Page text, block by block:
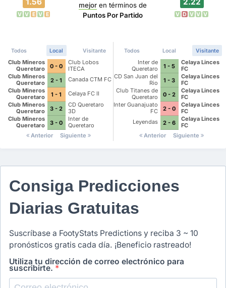
V V E V E
mejor en términos de
Puntos Por Partido
V D V V V
Todos Local Visitante
Club Mineros
Queretaro
0 - 0
Club Lobos
ITECA
Club Mineros
Queretaro
2 - 1
Canada CTM FC
Club Mineros
Queretaro
1 - 1
Celaya FC II
Club Mineros
Queretaro
3 - 2
CD Queretaro
3D
Club Mineros
Queretaro
3 - 0
Inter de
Queretaro
Futbol Club
Anterior Siguiente
Todos Local Visitante
Inter de
Queretaro
Futbol Club
1 - 5
Celaya Linces
FC
CD San Juan del
Rio
1 - 3
Celaya Linces
FC
Club Titanes de
Queretaro
0 - 2
Celaya Linces
FC
Inter Guanajuato
FC
2 - 0
Celaya Linces
FC
Leyendas
2 - 6
Celaya Linces
FC
Anterior
Siguiente
Consiga Predicciones
Diarias Gratuitas
Suscríbase a FootyStats Predictions y reciba 3 ~ 10
pronósticos gratis cada día. ¡Beneficio rastreado!
Utiliza tu dirección de correo electrónico para
suscribirte. *